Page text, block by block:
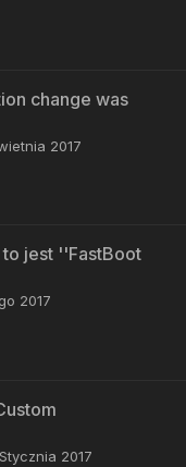
change was
2017
jest ''FastBoot
2017
2017